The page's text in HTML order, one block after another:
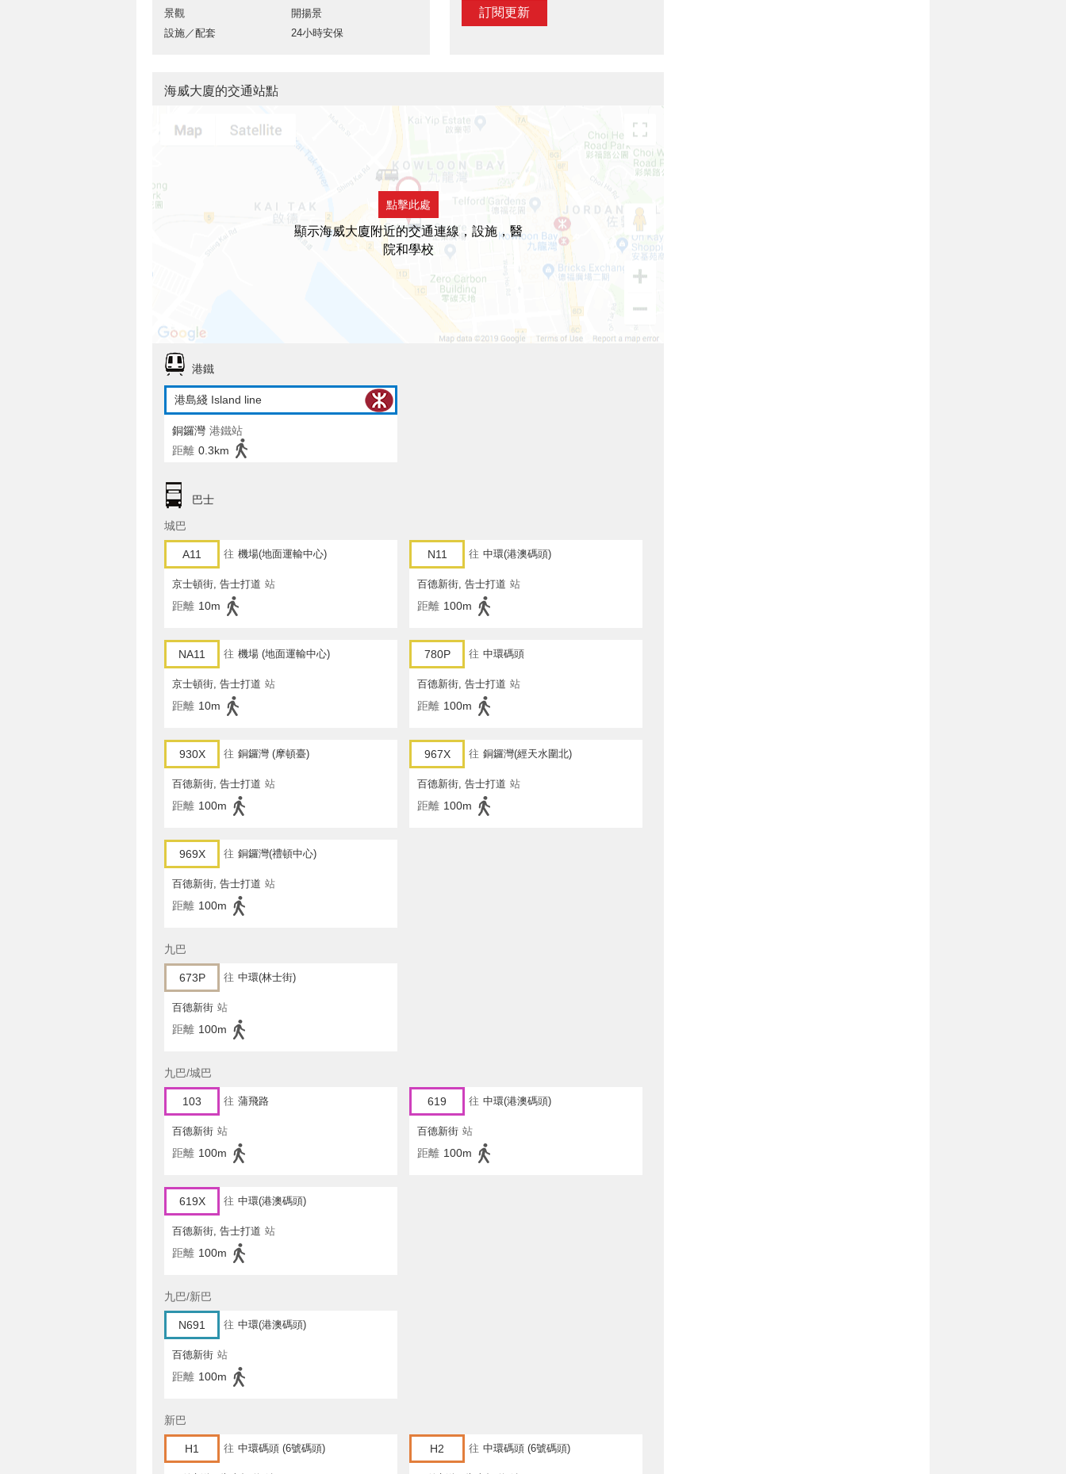
景觀
開揚景
設施／配套
24小時安保
訂閱更新
海威大廈的交通站點
點擊此處
顯示海威大廈附近的交通連線，設施，醫
院和學校
港鐵
港島綫 Island line
銅鑼灣 港鐵站
距離 0.3km
巴士
城巴
A11 往 機場(地面運輸中心)
京士頓街, 告士打道 站
距離 10m
N11 往 中環(港澳碼頭)
百德新街, 告士打道 站
距離 100m
NA11 往 機場 (地面運輸中心)
京士頓街, 告士打道 站
距離 10m
780P 往 中環碼頭
百德新街, 告士打道 站
距離 100m
930X 往 銅鑼灣 (摩頓臺)
百德新街, 告士打道 站
距離 100m
967X 往 銅鑼灣(經天水圍北)
百德新街, 告士打道 站
距離 100m
969X 往 銅鑼灣(禮頓中心)
百德新街, 告士打道 站
距離 100m
九巴
673P 往 中環(林士街)
百德新街 站
距離 100m
九巴/城巴
103 往 蒲飛路
百德新街 站
距離 100m
619 往 中環(港澳碼頭)
百德新街 站
距離 100m
619X 往 中環(港澳碼頭)
百德新街, 告士打道 站
距離 100m
九巴/新巴
N691 往 中環(港澳碼頭)
百德新街 站
距離 100m
新巴
H1 往 中環碼頭 (6號碼頭) H2 往 中環碼頭 (6號碼頭)